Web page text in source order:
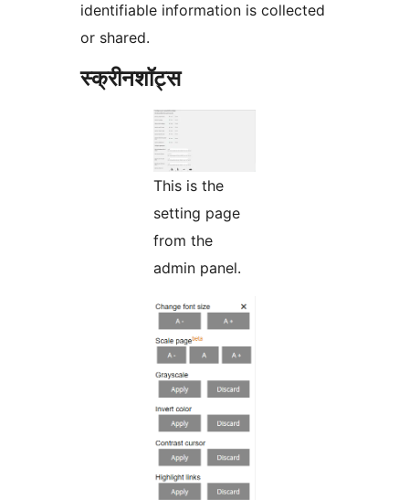
identifiable information is collected
or shared.
स्क्रीनशॉट्स
This is the
setting page
from the
admin panel.